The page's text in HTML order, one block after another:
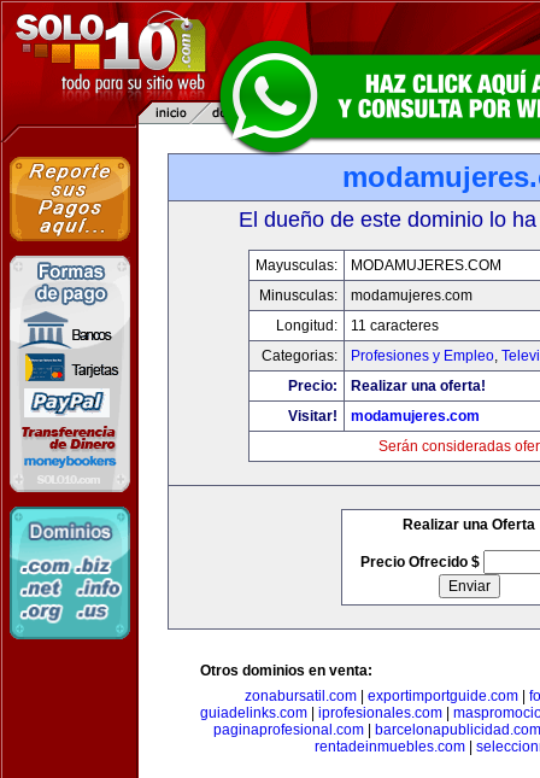
El dueño de este dominio lo
Mayusculas:
MODAMUJERES.COM
Minusculas:
modamujeres.com
Longitud:
11 caracteres
Categorias:
Profesiones y Empleo,
Precio:
Realizar una oferta!
Visitar!
modamujeres.com
Serán consideradas
Realizar una Oferta
Precio Ofrecido $
Otros dominios en venta:
zonabursatil.com
exportimportguide.com
guiadelinks.com
iprofesionales.com
paginaprofesional.com|
barcelonapublicidad.com
rentadeinmuebles.com|